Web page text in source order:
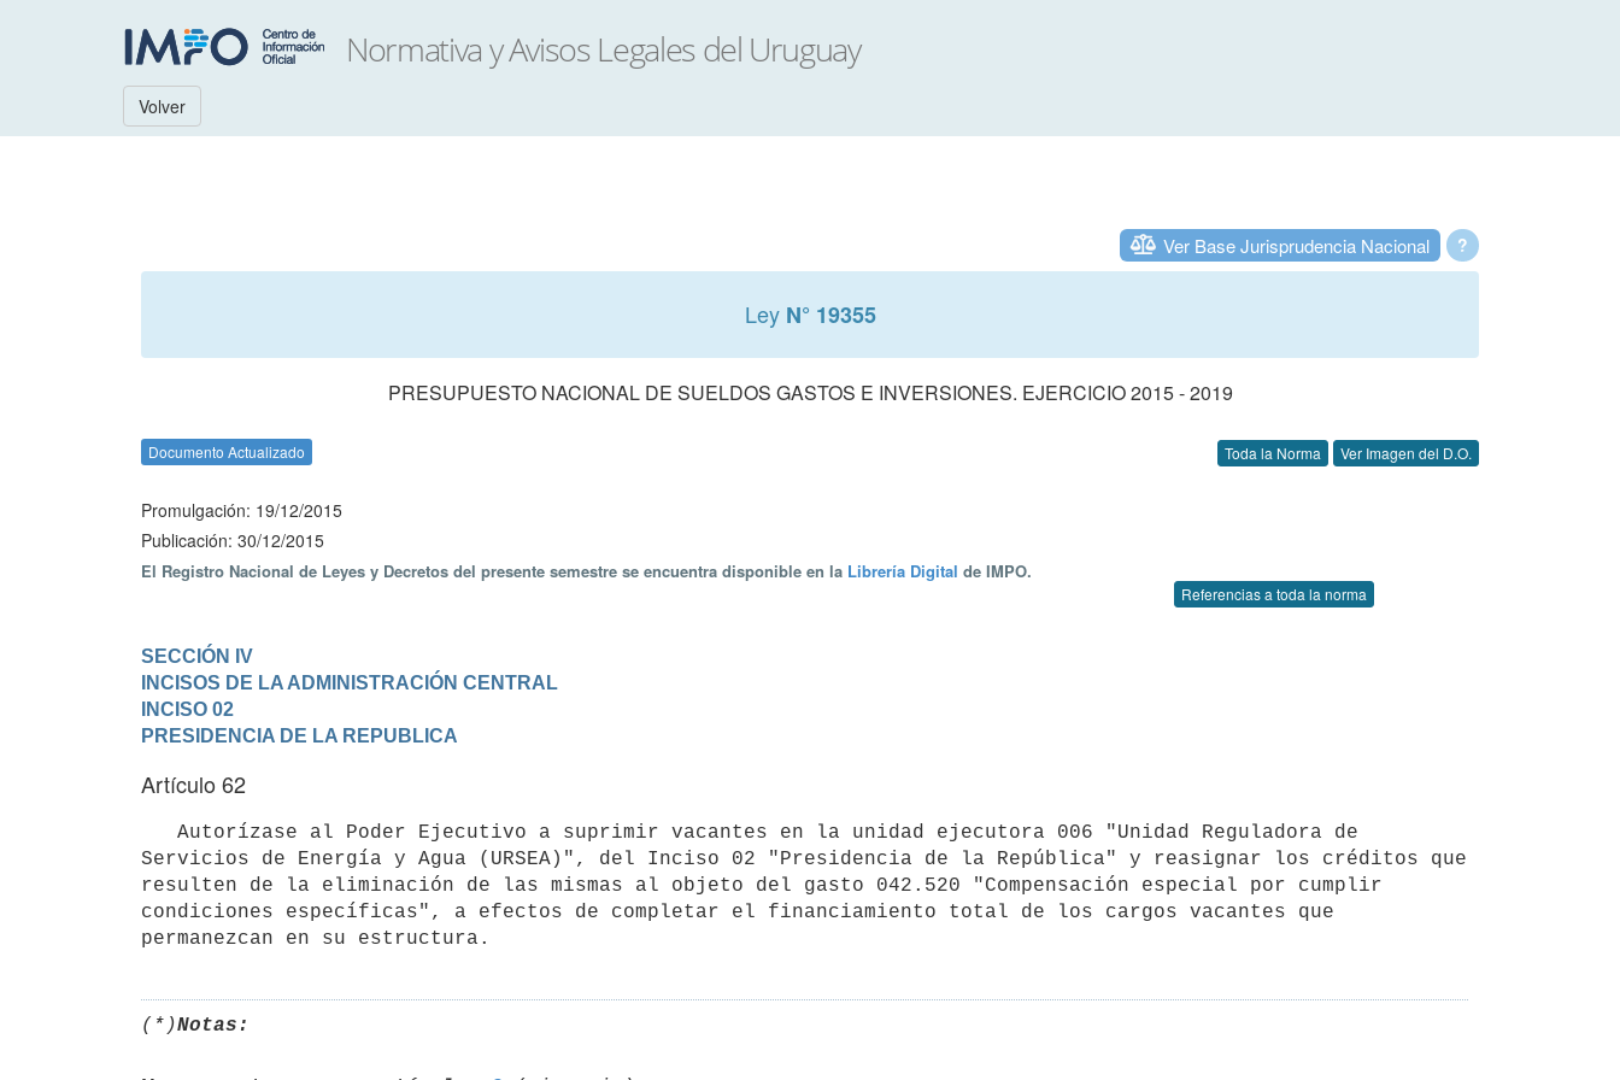
Volver
?
Ver Base Jurisprudencia Nacional
Ley N° 19355
PRESUPUESTO NACIONAL DE SUELDOS GASTOS E INVERSIONES. EJERCICIO 2015 - 2019
Documento Actualizado Toda la Norma Ver Imagen del D.O.
Promulgación: 19/12/2015
Publicación: 30/12/2015
El Registro Nacional de Leyes y Decretos del presente semestre se encuentra disponible en la Librería Digital de IMPO.
Referencias a toda la norma
SECCIÓN IV
INCISOS DE LA ADMINISTRACIÓN CENTRAL
INCISO 02
PRESIDENCIA DE LA REPUBLICA
Artículo 62
Servicios de Energía y Agua (URSEA)", del Inciso 02 "Presidencia de la República" y reasignar los créditos que
resulten de la eliminación de las mismas al objeto del gasto 042.520 "Compensación especial por cumplir
condiciones específicas", a efectos de completar el financiamiento total de los cargos vacantes que
(*)Notas: